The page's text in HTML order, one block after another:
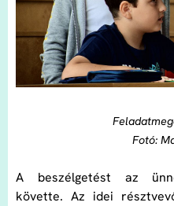
Fotó:
A beszélgetést az
követte. Az idei